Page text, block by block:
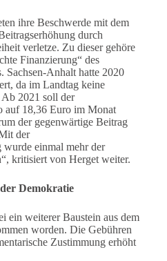
ihre Beschwerde mit dem
durch
verletze. Zu dieser gehöre
Finanzierung“ des
Anhalt hatte 2020
da im Landtag keine
2021 soll der
auf 18,36 Euro im Monat
der gegenwärtige Beitrag
der
wurde einmal mehr der
kritisiert von Herget weiter.
Demokratie
ein weiterer Baustein aus dem
worden. Die Gebühren
Zustimmung erhöht